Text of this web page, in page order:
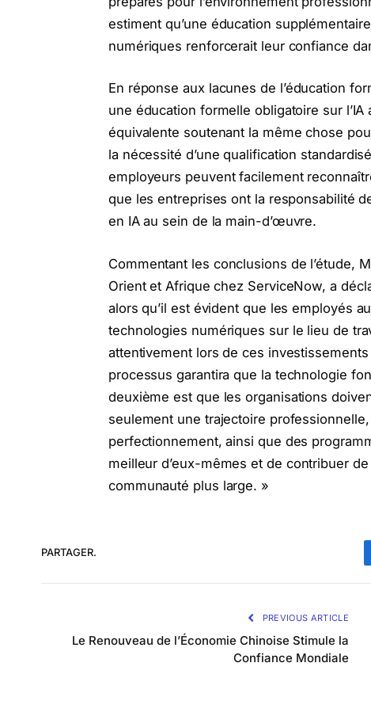
estiment qu’une éducation
numériques renforcerait leur confiance
En réponse aux lacunes de l’éducation
une éducation formelle obligatoire sur l’IA
équivalente soutenant la même chose
la nécessité d’une qualification
employeurs peuvent facilement
que les entreprises ont la responsabilité
en IA au sein de la main-d’œuvre.
Commentant les conclusions de l’étude,
Orient et Afrique chez ServiceNow, a
alors qu’il est évident que les employés
technologies numériques sur le lieu de
attentivement lors de ces
processus garantira que la technologie
deuxième est que les organisations
seulement une trajectoire
perfectionnement, ainsi que des
meilleur d’eux-mêmes et de contribuer
communauté plus large. »
PARTAGER.
PREVIOUS ARTICLE
Le Renouveau de l’Économie Chinoise Stimule la
Confiance Mondiale